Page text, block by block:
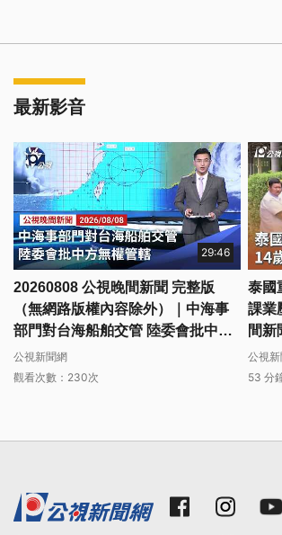
最新影音
29:46
20260808 公視晚間新聞 完整版
（無網路版權內容除外）｜中海事
部門對台海船舶交管 陸委會批中方
無權管轄
公視新聞網
觀看次數：230次
泰國
課業
間新
公視
53 分